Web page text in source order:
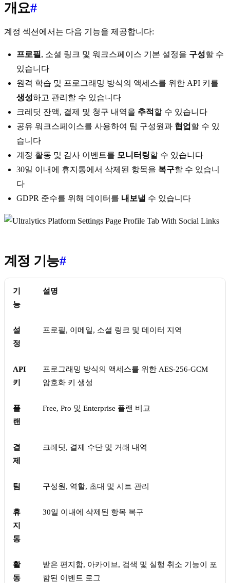
개요#
계정 섹션에서는 다음 기능을 제공합니다:
프로필 , 소셜 링크 및 워크스페이스 기본 설정을 구성할 수
있습니다
원격 학습 및 프로그래밍 방식의 액세스를 위한 API 키를
생성하고 관리할 수 있습니다
크레딧 잔액, 결제 및 청구 내역을 추적 할 수 있습니다
공유 워크스페이스를 사용하여 팀 구성원과 협업 할 수 있
습니다
계정 활동 및 감사 이벤트를 모니터링할 수 있습니다
30일 이내에 휴지통에서 삭제된 항목을 복구할 수 있습니
다
GDPR 준수를 위해 데이터를 내보낼 수 있습니다
계정 기능#
기
능
설명
설
정
프로필, 이메일, 소셜 링크 및 데이터 지역
API
키
프로그래밍 방식의 액세스를 위한 AES-256-GCM
암호화 키 생성
플
랜
Free, Pro 및 Enterprise 플랜 비교
결
제
크레딧, 결제 수단 및 거래 내역
팀 구성원, 역할, 초대 및 시트 관리
휴
지
통
30일 이내에 삭제된 항목 복구
활
동
받은 편지함, 아카이브, 검색 및 실행 취소 기능이 포
함된 이벤트 로그